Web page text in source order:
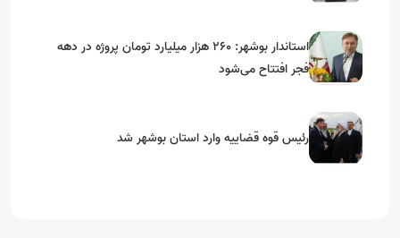
استاندار بوشهر: ۲۶۰ هزار میلیارد تومان پروژه در دهه
فجر افتتاح می‌شود
رئیس قوه قضاییه وارد استان بوشهر شد